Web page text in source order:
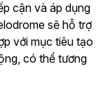
cận và áp dụng
sẽ hỗ trợ
với mục tiêu tạo
có thể tương